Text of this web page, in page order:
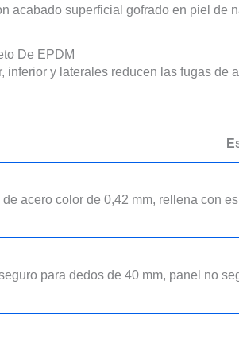
acabado superficial gofrado en piel de
De EPDM
inferior y laterales reducen las fugas de
de acero color de 0,42 mm, rellena con
para dedos de 40 mm, panel no